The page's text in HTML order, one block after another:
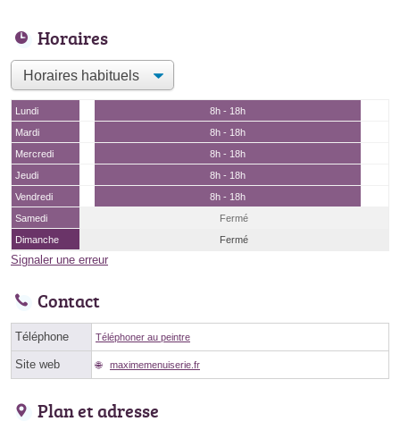
Horaires
Lundi
8h - 18h
Mardi
8h - 18h
Mercredi
8h - 18h
Jeudi
8h - 18h
Vendredi
8h - 18h
Samedi
Fermé
Dimanche
Fermé
Signaler une erreur
Contact
Téléphone Téléphoner au peintre
Site web maximemenuiserie.fr
Plan et adresse